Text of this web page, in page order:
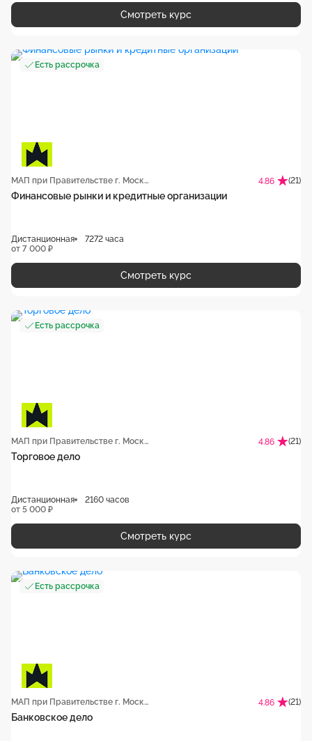
Смотреть курс
Есть рассрочка
МАП при Правительстве г. Москвы 4.86 (21)
Финансовые рынки и кредитные организации
Дистанционная
7272 часа
от 7 000 ₽
Смотреть курс
Есть рассрочка
МАП при Правительстве г. Москвы 4.86 (21)
Торговое дело
Дистанционная
2160 часов
от 5 000 ₽
Смотреть курс
Есть рассрочка
МАП при Правительстве г. Москвы 4.86 (21)
Банковское дело